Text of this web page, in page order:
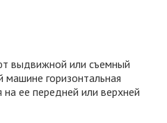
выдвижной или съемный
машине горизонтальная
на ее передней или верхней